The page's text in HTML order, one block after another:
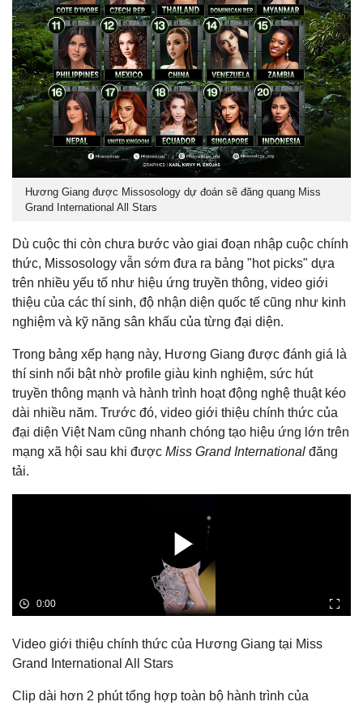
Hương Giang được Missosology dự đoán sẽ đăng quang Miss
Grand International All Stars
Dù cuộc thi còn chưa bước vào giai đoạn nhập cuộc chính
thức, Missosology vẫn sớm đưa ra bảng "hot picks" dựa
trên nhiều yếu tố như hiệu ứng truyền thông, video giới
thiệu của các thí sinh, độ nhận diện quốc tế cũng như kinh
nghiệm và kỹ năng sân khấu của từng đại diện.
Trong bảng xếp hạng này, Hương Giang được đánh giá là
thí sinh nổi bật nhờ profile giàu kinh nghiệm, sức hút
truyền thông mạnh và hành trình hoạt động nghệ thuật kéo
dài nhiều năm. Trước đó, video giới thiệu chính thức của
đại diện Việt Nam cũng nhanh chóng tạo hiệu ứng lớn trên
mạng xã hội sau khi được Miss Grand International đăng
tải.
Video giới thiệu chính thức của Hương Giang tại Miss
Grand International All Stars
Clip dài hơn 2 phút tổng hợp toàn bộ hành trình của